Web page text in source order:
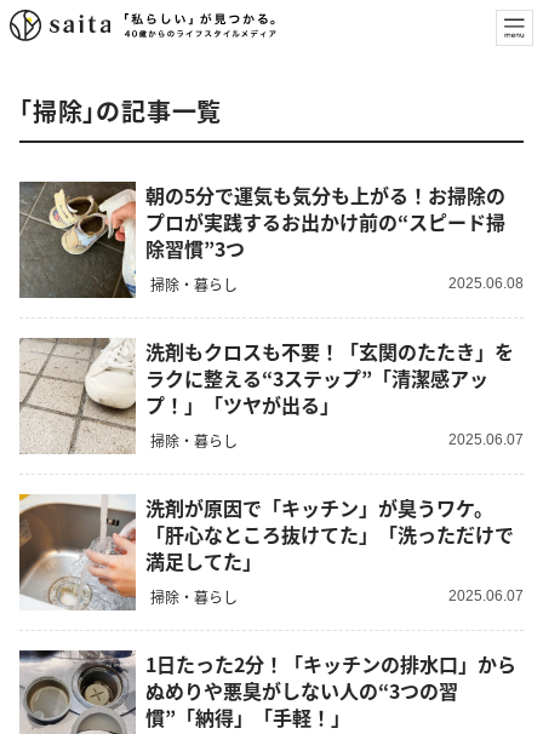
「掃除」の記事一覧
朝の5分で運気も気分も上がる！お掃除の
プロが実践するお出かけ前の“スピード掃
除習慣”3つ
掃除・暮らし 2025.06.08
洗剤もクロスも不要！「玄関のたたき」を
ラクに整える“3ステップ”「清潔感アッ
プ！」「ツヤが出る」
掃除・暮らし 2025.06.07
洗剤が原因で「キッチン」が臭うワケ。
「肝心なところ抜けてた」「洗っただけで
満足してた」
掃除・暮らし 2025.06.07
1日たった2分！「キッチンの排水口」から
ぬめりや悪臭がしない人の“3つの習
慣”「納得」「手軽！」